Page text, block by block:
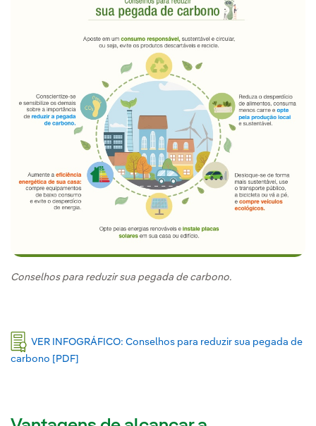
Conselhos para reduzir sua pegada de carbono.
VER INFOGRÁFICO: Conselhos para reduzir sua pegada de
carbono [PDF]